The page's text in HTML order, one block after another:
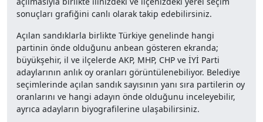
sonuçları grafiğini canlı olarak takip edebilirsiniz.
Açılan sandıklarla birlikte Türkiye genelinde hangi
partinin önde olduğunu anbean gösteren ekranda;
büyükşehir, il ve ilçelerde AKP, MHP, CHP ve İYİ Parti
adaylarının anlık oy oranları görüntülenebiliyor. Belediye
seçimlerinde açılan sandık sayısının yanı sıra partilerin oy
oranlarını ve hangi adayın önde olduğunu inceleyebilir,
ayrıca adayların biyografilerine ulaşabilirsiniz.